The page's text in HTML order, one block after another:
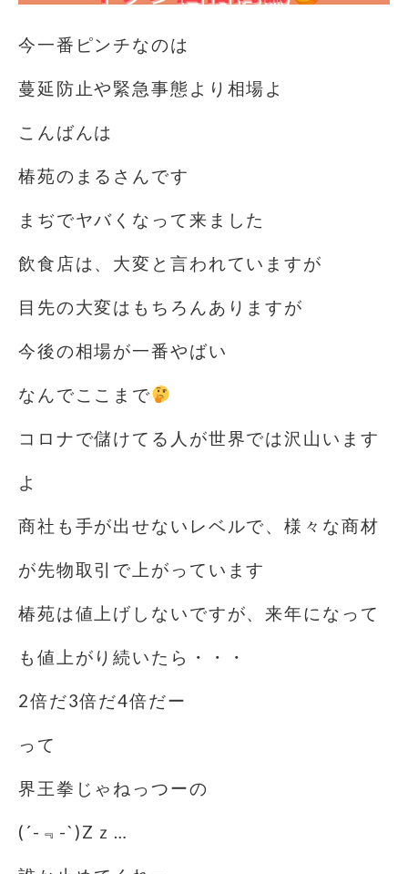
今一番ピンチなのは️
蔓延防止や緊急事態より相場よ
こんばんは
椿苑のまるさんです
まぢでヤバくなって来ました
飲食店は、大変と言われていますが
目先の大変はもちろんありますが
今後の相場が一番やばい
なんでここまで
コロナで儲けてる人が世界では沢山います
よ
商社も手が出せないレベルで、様々な商材
が先物取引で上がっています
椿苑は値上げしないですが、来年になって
も値上がり続いたら・・・
2倍だ3倍だ️4倍だー️
って
界王拳じゃねっつーの
(´-﹃-`)Zｚ…